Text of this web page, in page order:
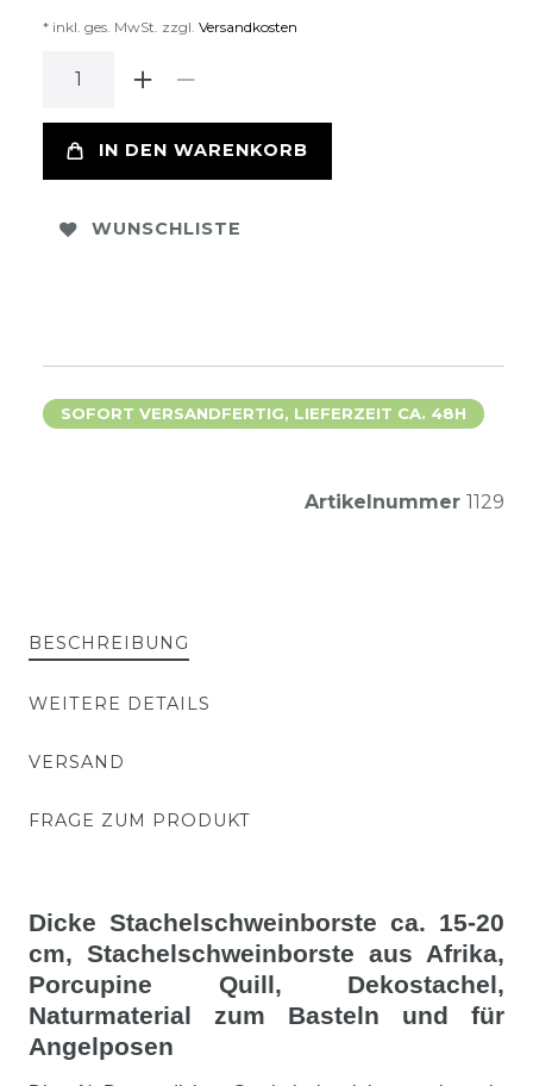
* inkl. ges. MwSt. zzgl. Versandkosten
IN DEN WARENKORB
WUNSCHLISTE
SOFORT VERSANDFERTIG, LIEFERZEIT CA. 48H
Artikelnummer 1129
BESCHREIBUNG
WEITERE DETAILS
VERSAND
FRAGE ZUM PRODUKT
Dicke Stachelschweinborste ca. 15-20
cm, Stachelschweinborste aus Afrika,
Porcupine Quill, Dekostachel,
Naturmaterial zum Basteln und für
Angelposen